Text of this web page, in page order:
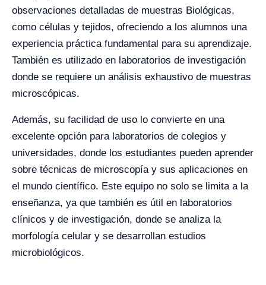
observaciones detalladas de muestras Biológicas,
como células y tejidos, ofreciendo a los alumnos una
experiencia práctica fundamental para su aprendizaje.
También es utilizado en laboratorios de investigación
donde se requiere un análisis exhaustivo de muestras
microscópicas.
Además, su facilidad de uso lo convierte en una
excelente opción para laboratorios de colegios y
universidades, donde los estudiantes pueden aprender
sobre técnicas de microscopía y sus aplicaciones en
el mundo científico. Este equipo no solo se limita a la
enseñanza, ya que también es útil en laboratorios
clínicos y de investigación, donde se analiza la
morfología celular y se desarrollan estudios
microbiológicos.